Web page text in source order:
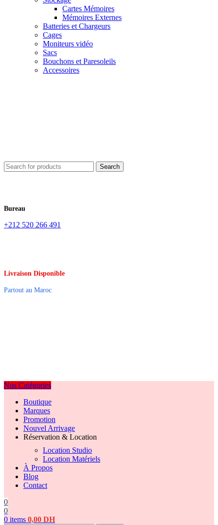
Cartes Mémoires
Mémoires Externes
Batteries et Chargeurs
Cages
Moniteurs vidéo
Sacs
Bouchons et Paresoleils
Accessoires
Search
Bureau
+212 520 266 491
Livraison Disponible
Partout au Maroc
Nos Catégories
Boutique
Marques
Promotion
Nouvel Arrivage
Réservation & Location
Location Studio
Location Matériels
À Propos
Blog
Contact
0
0
0 items 0,00 DH